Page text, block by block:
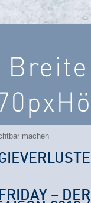
machen
– DER